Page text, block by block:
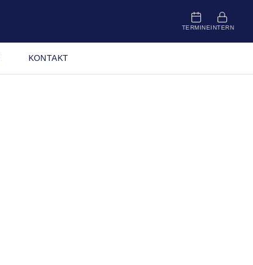
TERMINEINTERN
KONTAKT